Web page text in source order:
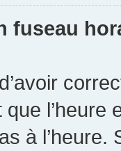
fuseau
que
à l’heure.